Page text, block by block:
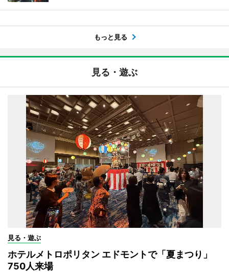
もっと見る
見る・遊ぶ
見る・遊ぶ
ホテルメトロポリタン エドモントで「夏まつり」
750人来場